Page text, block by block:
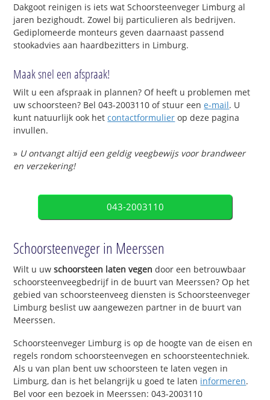
Dakgoot reinigen is iets wat Schoorsteenveger Limburg al
jaren bezighoudt. Zowel bij particulieren als bedrijven.
Gediplomeerde monteurs geven daarnaast passend
stookadvies aan haardbezitters in Limburg.
Maak snel een afspraak!
Wilt u een afspraak in plannen? Of heeft u problemen met
uw schoorsteen? Bel 043-2003110 of stuur eene-mail. U
kunt natuurlijk ook hetcontactformulier op deze pagina
invullen.
» U ontvangt altijd een geldig veegbewijs voor brandweer
en verzekering!
043-2003110
Schoorsteenveger in Meerssen
Wilt u uwschoorsteen laten vegen door een betrouwbaar
schoorsteenveegbedrijf in de buurt van Meerssen? Op het
gebied van schoorsteenveeg diensten is Schoorsteenveger
Limburg beslist uw aangewezen partner in de buurt van
Meerssen.
Schoorsteenveger Limburg is op de hoogte van de eisen en
regels rondom schoorsteenvegen en schoorsteentechniek.
Als u van plan bent uw schoorsteen te laten vegen in
Limburg, dan is het belangrijk u goed te laten informeren.
Bel voor een bezoek in Meerssen: 043-2003110